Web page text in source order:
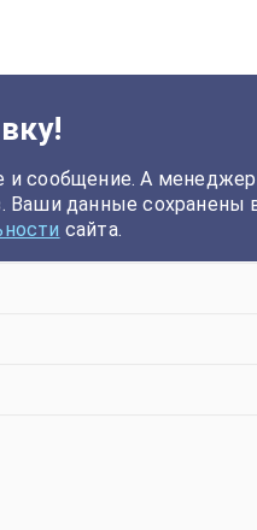
и сообщение. А
Ваши данные сохранены
сайта.